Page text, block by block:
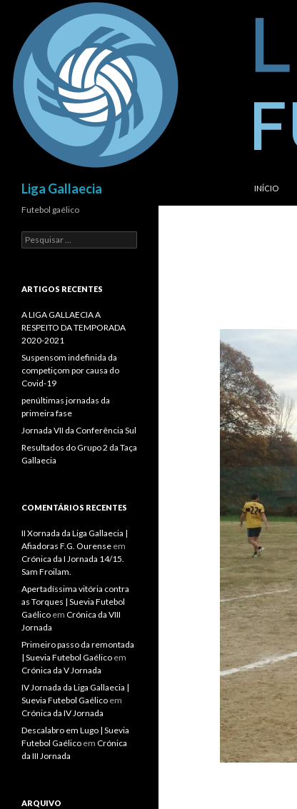
Liga Gallaecia
INÍCIO
Futebol gaélico
Pesquisar
por:
ARTIGOS RECENTES
A LIGA GALLAECIA A
RESPEITO DA TEMPORADA
2020-2021
Suspensom indefinida da
competiçom por causa do
Covid-19
penúltimas jornadas da
primeira fase
Jornada VII da Conferência Sul
Resultados do Grupo 2 da Taça
Gallaecia
COMENTÁRIOS RECENTES
II Xornada da Liga Gallaecia |
Afiadoras F.G. Ourense em
Crónica da I Jornada 14/15.
Sam Froilam.
Apertadíssima vitória contra
as Torques | Suevia Futebol
Gaélico em Crónica da VIII
Jornada
Primeiro passo da remontada
| Suevia Futebol Gaélico em
Crónica da V Jornada
IV Jornada da Liga Gallaecia |
Suevia Futebol Gaélico em
Crónica da IV Jornada
Descalabro em Lugo | Suevia
Futebol Gaélico em Crónica
da III Jornada
ARQUIVO